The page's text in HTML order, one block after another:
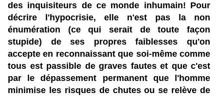
des inquisiteurs de ce monde inhumain! Pour
décrire l'hypocrisie, elle n'est pas la non
énumération (ce qui serait de toute façon
stupide) de ses propres faiblesses qu'on
accepte en reconnaissant que soi-même comme
tous est passible de graves fautes et que c'est
par le dépassement permanent que l'homme
minimise les risques de chutes ou se relève de